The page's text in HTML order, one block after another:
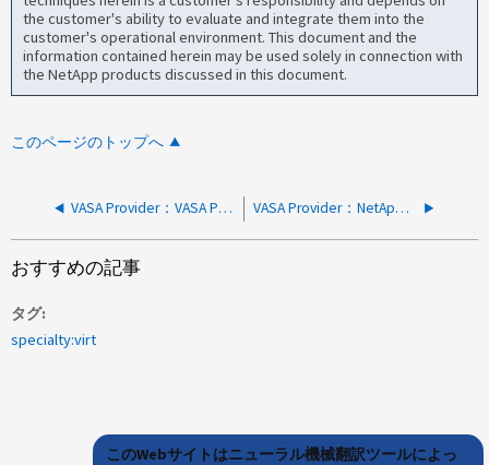
the customer's ability to evaluate and integrate them into the
customer's operational environment. This document and the
information contained herein may be used solely in connection with
the NetApp products discussed in this document.
このページのトップへ
VASA Provider：VASA Providerが失われた場合、またはアクセスできない場合の復旧方法 VASA Provider：NetAppサービスの有効化後にVASA -VPがオフラインになる
おすすめの記事
タグ
specialty:virt
このWebサイトはニューラル機械翻訳ツールによっ